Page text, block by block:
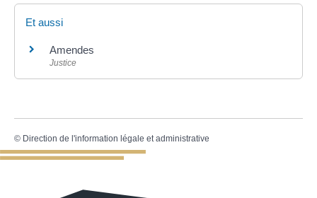
Et aussi
Amendes
Justice
© Direction de l'information légale et administrative